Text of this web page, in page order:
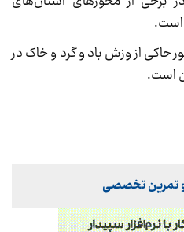
است.
حاکی از وزش باد و گرد و خاک در
است.
و تمرین تخصصی